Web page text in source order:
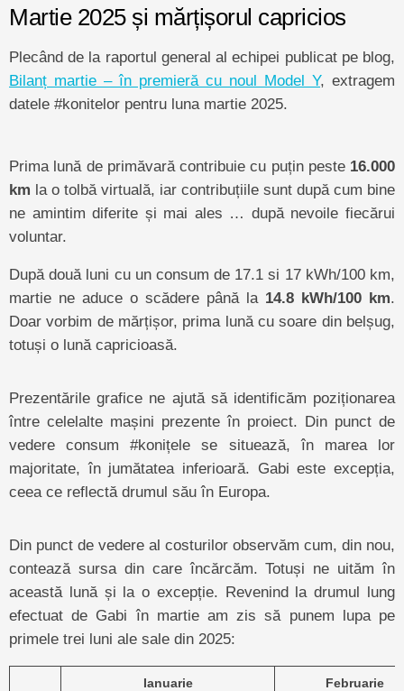
Martie 2025 și mărțișorul capricios
Plecând de la raportul general al echipei publicat pe blog,
Bilanț martie – în premieră cu noul Model Y, extragem
datele #konitelor pentru luna martie 2025.
Prima lună de primăvară contribuie cu puțin peste 16.000
km la o tolbă virtuală, iar contribuțiile sunt după cum bine
ne amintim diferite și mai ales … după nevoile fiecărui
voluntar.
După două luni cu un consum de 17.1 si 17 kWh/100 km,
martie ne aduce o scădere până la 14.8 kWh/100 km.
Doar vorbim de mărțișor, prima lună cu soare din belșug,
totuși o lună capricioasă.
Prezentările grafice ne ajută să identificăm poziționarea
între celelalte mașini prezente în proiect. Din punct de
vedere consum #konițele se situează, în marea lor
majoritate, în jumătatea inferioară. Gabi este excepția,
ceea ce reflectă drumul său în Europa.
Din punct de vedere al costurilor observăm cum, din nou,
contează sursa din care încărcăm. Totuși ne uităm în
această lună și la o excepție. Revenind la drumul lung
efectuat de Gabi în martie am zis să punem lupa pe
primele trei luni ale sale din 2025:
Ianuarie Februarie